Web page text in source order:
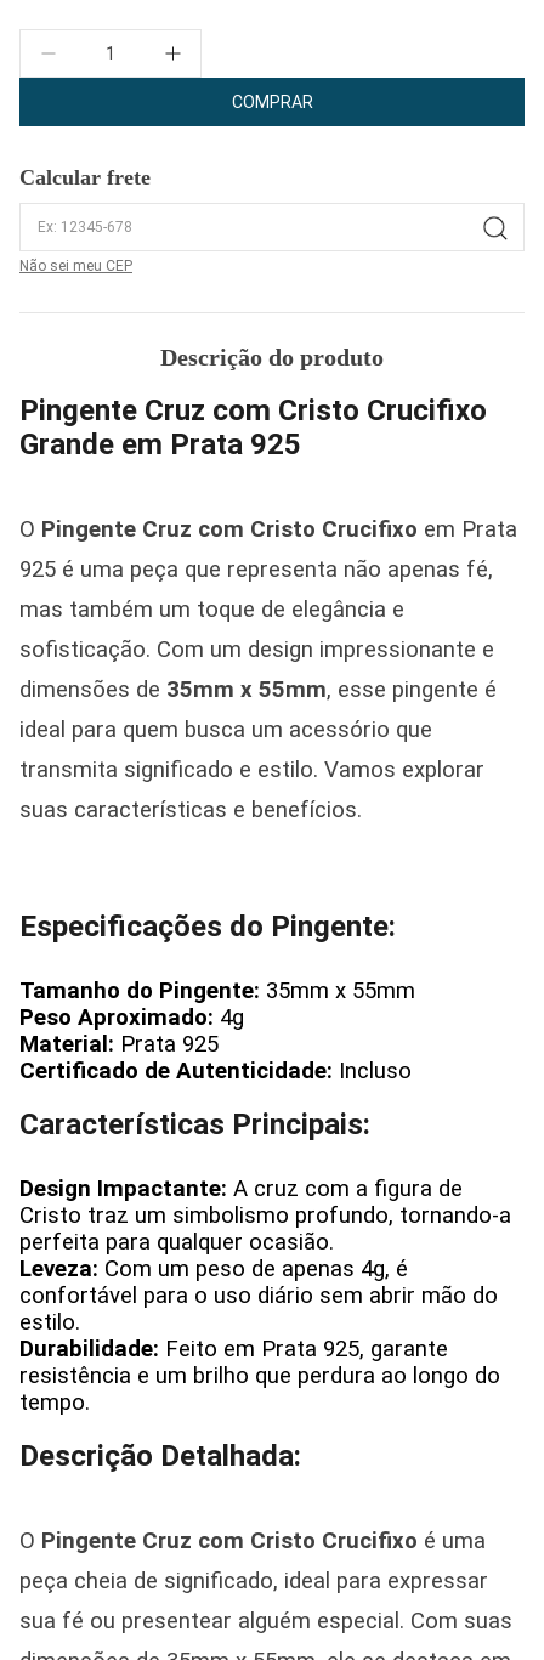
Quantidade
COMPRAR
Calcular frete
Não sei meu CEP
Descrição do produto
Pingente Cruz com Cristo Crucifixo
Grande em Prata 925
O Pingente Cruz com Cristo Crucifixo em Prata
925 é uma peça que representa não apenas fé,
mas também um toque de elegância e
sofisticação. Com um design impressionante e
dimensões de 35mm x 55mm, esse pingente é
ideal para quem busca um acessório que
transmita significado e estilo. Vamos explorar
suas características e benefícios.
Especificações do Pingente:
Tamanho do Pingente: 35mm x 55mm
Peso Aproximado: 4g
Material: Prata 925
Certificado de Autenticidade: Incluso
Características Principais:
Design Impactante: A cruz com a figura de
Cristo traz um simbolismo profundo, tornando-a
perfeita para qualquer ocasião.
Leveza: Com um peso de apenas 4g, é
confortável para o uso diário sem abrir mão do
estilo.
Durabilidade: Feito em Prata 925, garante
resistência e um brilho que perdura ao longo do
tempo.
Descrição Detalhada:
O Pingente Cruz com Cristo Crucifixo é uma
peça cheia de significado, ideal para expressar
sua fé ou presentear alguém especial. Com suas